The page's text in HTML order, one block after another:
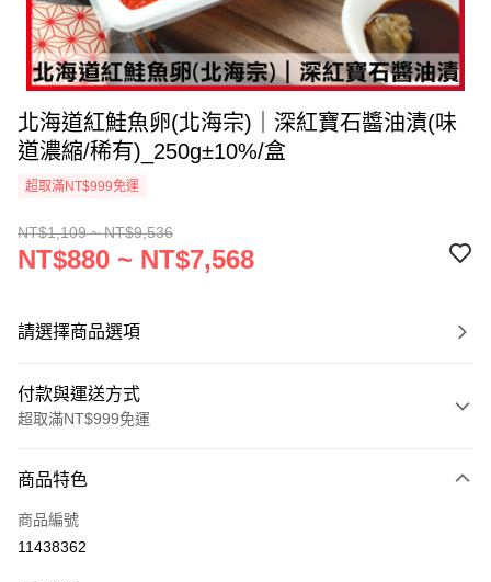
北海道紅鮭魚卵(北海宗)｜深紅寶石醬油漬(味
道濃縮/稀有)_250g±10%/盒
超取滿NT$999免運
NT$1,109 ~ NT$9,536
NT$880 ~ NT$7,568
請選擇商品選項
付款與運送方式
超取滿NT$999免運
信用卡一次付款
信用卡分期付款
商品特色
商品編號
11438362